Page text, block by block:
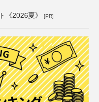
《2026夏》 [PR]